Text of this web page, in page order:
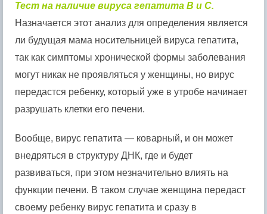
Тест на наличие вируса гепатита B и С.
Назначается этот анализ для определения является
ли будущая мама носительницей вируса гепатита,
так как симптомы хронической формы заболевания
могут никак не проявляться у женщины, но вирус
передастся ребенку, который уже в утробе начинает
разрушать клетки его печени.
Вообще, вирус гепатита — коварный, и он может
внедряться в структуру ДНК, где и будет
развиваться, при этом незначительно влиять на
функции печени. В таком случае женщина передаст
своему ребенку вирус гепатита и сразу в